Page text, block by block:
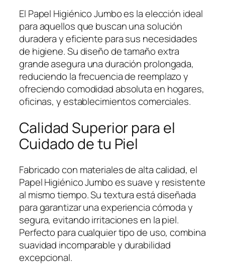
J
U
M
B
O
c
a
n
i
d
a
d
El Papel Higiénico Jumbo es la elección ideal
para aquellos que buscan una solución
duradera y eficiente para sus necesidades
de higiene. Su diseño de tamaño extra
grande asegura una duración prolongada,
reduciendo la frecuencia de reemplazo y
ofreciendo comodidad absoluta en hogares,
oficinas, y establecimientos comerciales.
Calidad Superior para el
Cuidado de tu Piel
Fabricado con materiales de alta calidad, el
Papel Higiénico Jumbo es suave y resistente
al mismo tiempo. Su textura está diseñada
para garantizar una experiencia cómoda y
segura, evitando irritaciones en la piel.
Perfecto para cualquier tipo de uso, combina
suavidad incomparable y durabilidad
excepcional.